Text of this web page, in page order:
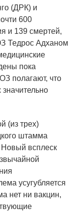
(ДРК) и
600
и 139 смертей,
Тедрос Адханом
пока
полагают, что
(из трех)
штамма
Новый всплеск
усугубляется
нет ни вакцин,